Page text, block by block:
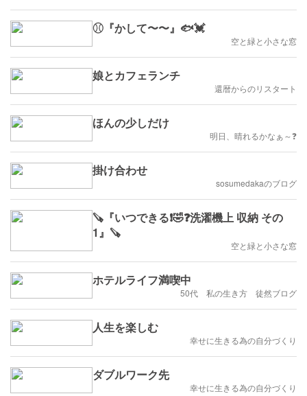
⚾︎『かして〜〜』🐟💓
空と緑と小さな窓
娘とカフェランチ
還暦からのリスタート
ほんの少しだけ
明日、晴れるかなぁ～❓️
掛け合わせ
sosumedakaのブログ
🪚『いつできる❗️🤣❓洗濯機上 収納 その
1』🪚
空と緑と小さな窓
ホテルライフ満喫中
50代 私の生き方 徒然ブログ
人生を楽しむ
幸せに生きる為の自分づくり
ダブルワーク先
幸せに生きる為の自分づくり